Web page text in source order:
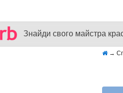
Знайди свого майстра
→